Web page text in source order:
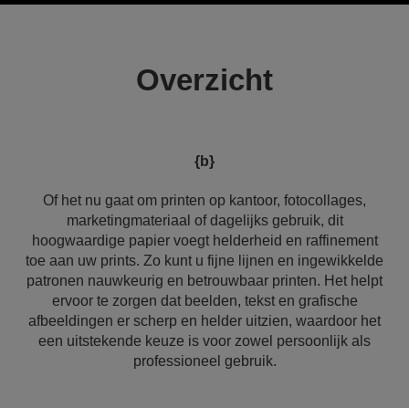
Overzicht
{b}
Of het nu gaat om printen op kantoor, fotocollages,
marketingmateriaal of dagelijks gebruik, dit
hoogwaardige papier voegt helderheid en raffinement
toe aan uw prints. Zo kunt u fijne lijnen en ingewikkelde
patronen nauwkeurig en betrouwbaar printen. Het helpt
ervoor te zorgen dat beelden, tekst en grafische
afbeeldingen er scherp en helder uitzien, waardoor het
een uitstekende keuze is voor zowel persoonlijk als
professioneel gebruik.